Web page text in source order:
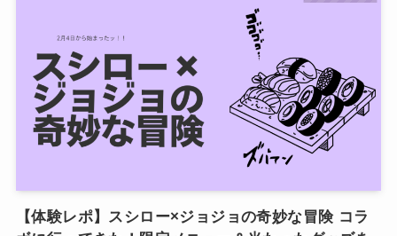
【体験レポ】スシロー×ジョジョの奇妙な冒険 コラ